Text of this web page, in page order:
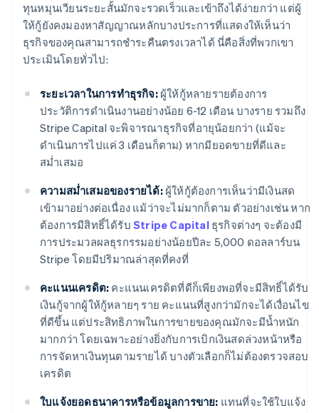
ทุนหมุนเวียนระยะสั้นมักจะรวดเร็วและเข้าถึงได้ง่ายกว่า แต่ผู้
ให้กู้ยังคงมองหาสัญญาณหลักบางประการที่แสดงให้เห็นว่า
ธุรกิจของคุณสามารถชำระคืนตรงเวลาได้ นี่คือสิ่งที่พวกเขา
ประเมินโดยทั่วไป:
ระยะเวลาในการทำธุรกิจ:ผู้ให้กู้หลายรายต้องการ
ประวัติการดำเนินงานอย่างน้อย 6-12 เดือน บางราย รวมถึง
Stripe Capital จะพิจารณาธุรกิจที่อายุน้อยกว่า (แม้จะ
ดำเนินการไปแค่ 3 เดือนก็ตาม) หากมียอดขายที่ดีและ
สม่ำเสมอ
ความสม่ำเสมอของรายได้:ผู้ให้กู้ต้องการเห็นว่ามีเงินสด
เข้ามาอย่างต่อเนื่อง แม้ว่าจะไม่มากก็ตาม ตัวอย่างเช่น หาก
ต้องการมีสิทธิ์ได้รับ Stripe Capitalธุรกิจต่างๆ จะต้องมี
การประมวลผลธุรกรรมอย่างน้อยปีละ 5,000 ดอลลาร์บน
Stripe โดยมีปริมาณล่าสุดที่คงที่
คะแนนเครดิต: คะแนนเครดิตที่ดีก็เพียงพอที่จะมีสิทธิ์ได้รับ
เงินกู้จากผู้ให้กู้หลายๆ ราย คะแนนที่สูงกว่ามักจะได้เงื่อนไข
ที่ดีขึ้น แต่ประสิทธิภาพในการขายของคุณมักจะมีน้ำหนัก
มากกว่า โดยเฉพาะอย่างยิ่งกับการเบิกเงินสดล่วงหน้าหรือ
การจัดหาเงินทุนตามรายได้ บางตัวเลือกก็ไม่ต้องตรวจสอบ
เครดิต
ใบแจ้งยอดธนาคารหรือข้อมูลการขาย: แทนที่จะใช้ใบแจ้ง